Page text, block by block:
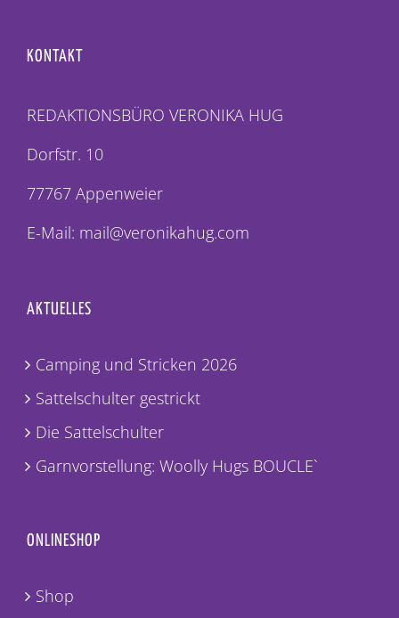
KONTAKT
REDAKTIONSBÜRO VERONIKA HUG
Dorfstr. 10
77767 Appenweier
E-Mail: mail@veronikahug.com
AKTUELLES
Camping und Stricken 2026
Sattelschulter gestrickt
Die Sattelschulter
Garnvorstellung: Woolly Hugs BOUCLE`
ONLINESHOP
Shop